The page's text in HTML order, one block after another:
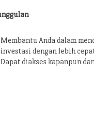
Membantu Anda dalam
investasi dengan lebih
Dapat diakses kapanpun